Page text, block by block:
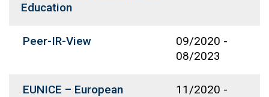
Education
Peer-IR-View 09/2020 -
08/2023
EUNICE – European
11/2020 -